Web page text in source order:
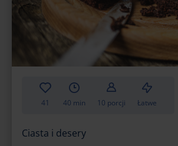
41 40 min 10 porcji Łatwe
Ciasta i desery